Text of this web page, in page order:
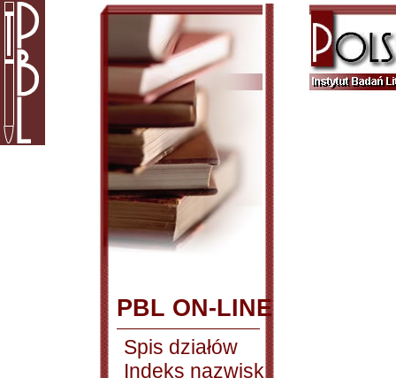
PBL ON-LINE
Spis działów
Indeks nazwisk